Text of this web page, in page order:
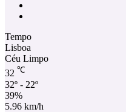
Tempo
Lisboa
Céu Limpo
32 ℃
32º - 22º
39%
5.96 km/h